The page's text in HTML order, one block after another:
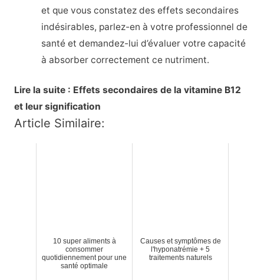
et que vous constatez des effets secondaires
indésirables, parlez-en à votre professionnel de
santé et demandez-lui d’évaluer votre capacité
à absorber correctement ce nutriment.
Lire la suite : Effets secondaires de la vitamine B12
et leur signification
Article Similaire:
10 super aliments à
consommer
quotidiennement pour une
santé optimale
Causes et symptômes de
l'hyponatrémie + 5
traitements naturels